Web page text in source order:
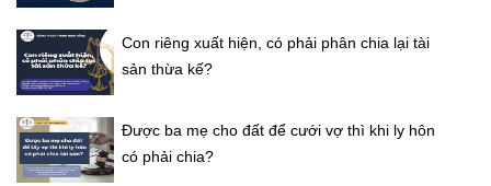
Con riêng xuất hiện, có phải phân chia lại tài
sản thừa kế?
Được ba mẹ cho đất để cưới vợ thì khi ly hôn
có phải chia?